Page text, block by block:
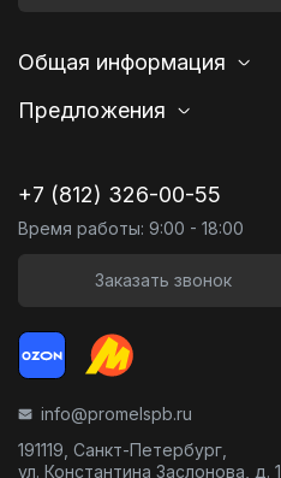
Общая информация
Предложения
+7 (812) 326-00-55
Время работы: 9:00 - 18:00
Заказать звонок
info@promelspb.ru
191119, Санкт-Петербург,
ул. Константина Заслонова, д. 1,